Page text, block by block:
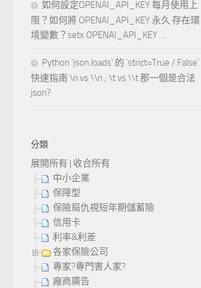
如何設定OPENAI_API_KEY 每月使用上
限？如何將 OPENAI_API_KEY 永久 存在環
境變數？setx OPENAI_API_KEY …
Python `json.loads` 的 `strict=True / False`
快速指南 \n vs \\n ; \t vs \\t 那一個是合法
json?
分類
展開所有 | 收合所有
中小企業
保障型
保險局仇視短年期儲蓄險
信用卡
利率&利差
各家保險公司
專家?專門害人家?
廠商廣告